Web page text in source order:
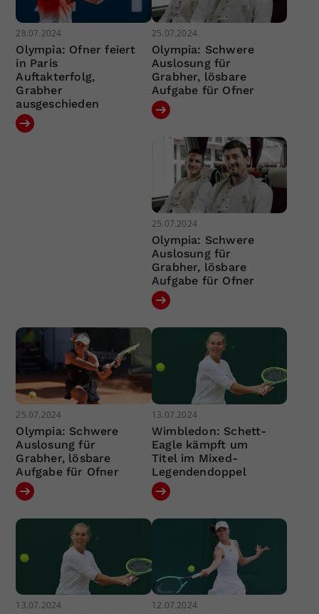
28.07.2024
Olympia: Ofner feiert
in Paris
Auftakterfolg,
Grabher
ausgeschieden
25.07.2024
Olympia: Schwere
Auslosung für
Grabher, lösbare
Aufgabe für Ofner
25.07.2024
Olympia: Schwere
Auslosung für
Grabher, lösbare
Aufgabe für Ofner
25.07.2024
Olympia: Schwere
Auslosung für
Grabher, lösbare
Aufgabe für Ofner
13.07.2024
Wimbledon: Schett-
Eagle kämpft um
Titel im Mixed-
Legendendoppel
13.07.2024 12.07.2024